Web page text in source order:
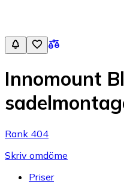
Innomount
Rank 404
Skriv omdöme
Priser